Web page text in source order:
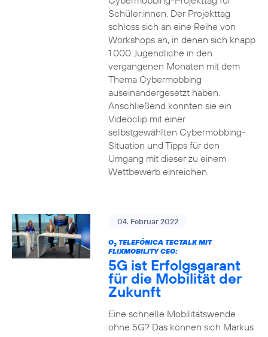
Schüler:innen. Der Projekttag
schloss sich an eine Reihe von
Workshops an, in denen sich knapp
1.000 Jugendliche in den
vergangenen Monaten mit dem
Thema Cybermobbing
auseinandergesetzt haben.
Anschließend konnten sie ein
Videoclip mit einer
selbstgewählten Cybermobbing-
Situation und Tipps für den
Umgang mit dieser zu einem
Wettbewerb einreichen.
04. Februar 2022
O2TELEFÓNICA TECTALK MIT
FLIXMOBILITY CEO:
5G ist Erfolgsgarant
für die Mobilität der
Zukunft
Eine schnelle Mobilitätswende
ohne 5G? Das können sich Markus